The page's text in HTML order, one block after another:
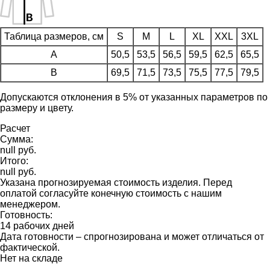
Таблица размеров, см S M L XL XXL
3XL
A
50,5 53,5 56,5 59,5 62,5
65,5
B
69,5 71,5 73,5 75,5 77,5 79,5
Допускаются отклонения в 5% от указанных параметров по
размеру и цвету.
Расчет
Сумма:
null руб.
Итого:
null руб.
Указана прогнозируемая стоимость изделия. Перед
оплатой согласуйте конечную стоимость с нашим
менеджером.
Готовность:
14 рабочих дней
Дата готовности – спрогнозирована и может отличаться от
фактической.
Нет на складе